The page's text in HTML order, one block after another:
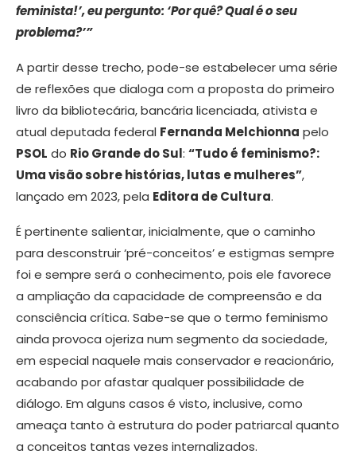
feminista!’, eu pergunto: ‘Por quê? Qual é o seu
problema?’”
A partir desse trecho, pode-se estabelecer uma série
de reflexões que dialoga com a proposta do primeiro
livro da bibliotecária, bancária licenciada, ativista e
atual deputada federal Fernanda Melchionna pelo
PSOL do Rio Grande do Sul: “Tudo é feminismo?:
Uma visão sobre histórias, lutas e mulheres”,
lançado em 2023, pela Editora de Cultura.
É pertinente salientar, inicialmente, que o caminho
para desconstruir ‘pré-conceitos’ e estigmas sempre
foi e sempre será o conhecimento, pois ele favorece
a ampliação da capacidade de compreensão e da
consciência crítica. Sabe-se que o termo feminismo
ainda provoca ojeriza num segmento da sociedade,
em especial naquele mais conservador e reacionário,
acabando por afastar qualquer possibilidade de
diálogo. Em alguns casos é visto, inclusive, como
ameaça tanto à estrutura do poder patriarcal quanto
a conceitos tantas vezes internalizados.